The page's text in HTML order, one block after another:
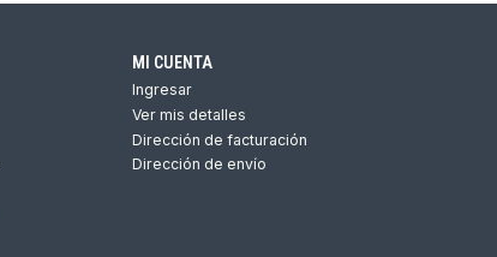
MI CUENTA
Ingresar
Ver mis detalles
Dirección de facturación
Dirección de envío